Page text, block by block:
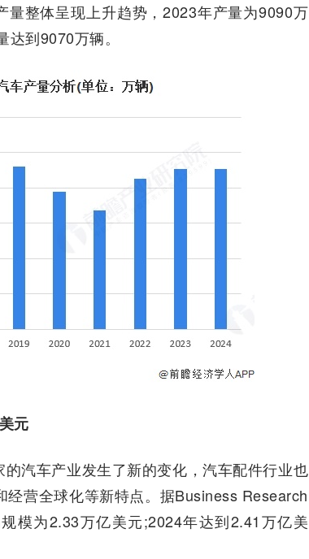
整体呈现上升趋势，2023年产量为9090万
到9070万辆。
元
汽车产业发生了新的变化，汽车配件行业也
营全球化等新特点。据Business Research
模为2.33万亿美元;2024年达到2.41万亿美